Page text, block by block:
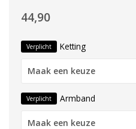
44,90
Verplicht Ketting
Maak een keuze
Verplicht Armband
Maak een keuze